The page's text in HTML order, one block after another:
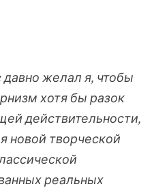
давно желал я, чтобы
хотя бы разок
действительности,
новой творческой
реальных